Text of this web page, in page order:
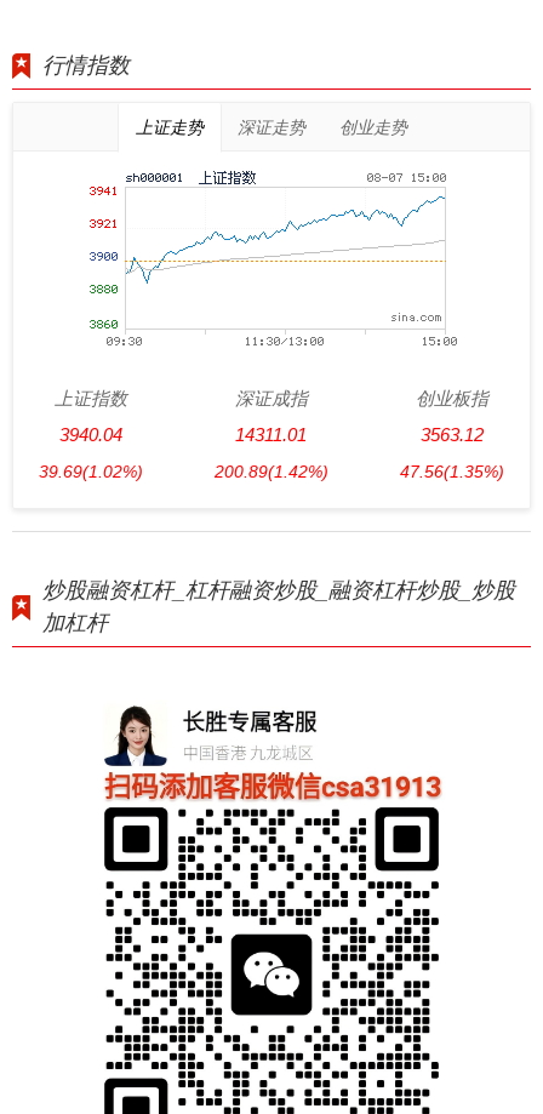
行情指数
上证走势 深证走势 创业走势
上证指数
3940.04
39.69(1.02%)
深证成指
14311.01
200.89(1.42%)
创业板指
3563.12
47.56(1.35%)
炒股融资杠杆_杠杆融资炒股_融资杠杆炒股_炒股
加杠杆